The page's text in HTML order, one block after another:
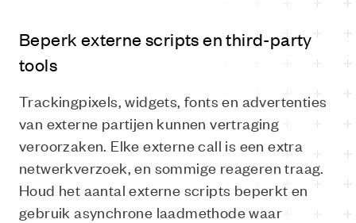
Beperk externe scripts en third-party
tools
Trackingpixels, widgets, fonts en advertenties
van externe partijen kunnen vertraging
veroorzaken. Elke externe call is een extra
netwerkverzoek, en sommige reageren traag.
Houd het aantal externe scripts beperkt en
gebruik asynchrone laadmethode waar